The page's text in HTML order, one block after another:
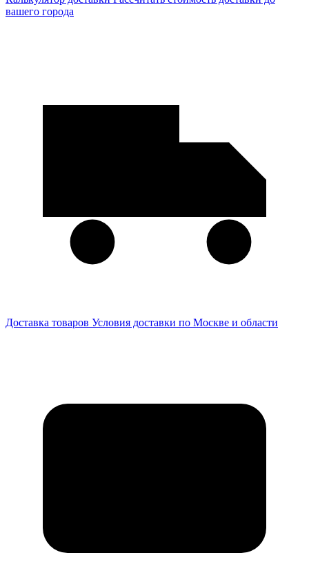
вашего города
Доставка товаров Условия доставки по Москве и области